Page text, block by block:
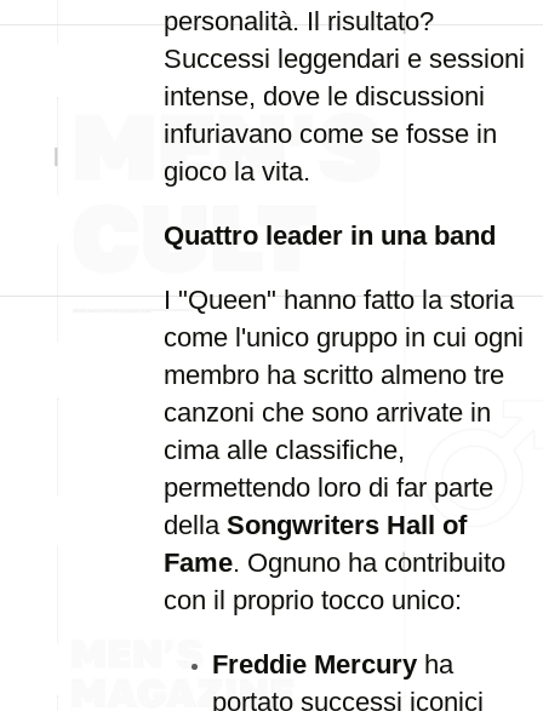
personalità. Il risultato?
Successi leggendari e sessioni
intense, dove le discussioni
infuriavano come se fosse in
gioco la vita.
Quattro leader in una band
I "Queen" hanno fatto la storia
come l'unico gruppo in cui ogni
membro ha scritto almeno tre
canzoni che sono arrivate in
cima alle classifiche,
permettendo loro di far parte
della Songwriters Hall of
Fame. Ognuno ha contribuito
con il proprio tocco unico:
Freddie Mercury ha
portato successi iconici